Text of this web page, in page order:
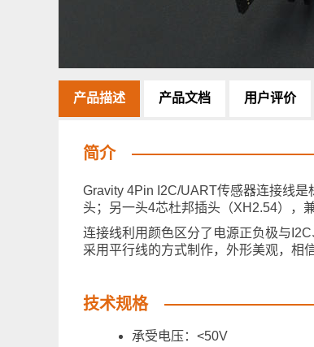
产品描述 产品文档 用户评价
简介
Gravity 4Pin I2C/UART传感器连接线
头；另一头4芯杜邦插头（XH2.54），
连接线利用颜色区分了电源正负极与
采用平行线的方式制作，外形美观，相
技术规格
承受电压：<50V